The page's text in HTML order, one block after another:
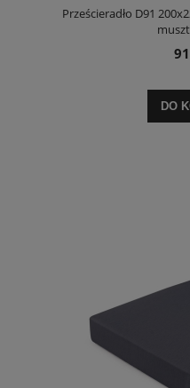
Prześcieradło D91
DO